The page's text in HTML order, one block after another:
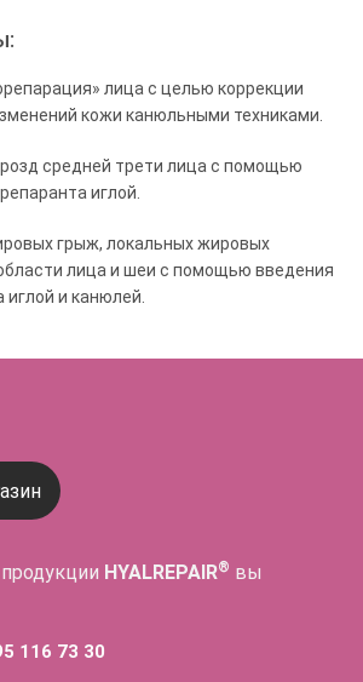
лица с целью коррекции
кожи канюльными техниками.
средней трети лица с помощью
иглой.
грыж, локальных жировых
лица и шеи с помощью введения
и канюлей.
HYALREPAIR® вы
116 73 30